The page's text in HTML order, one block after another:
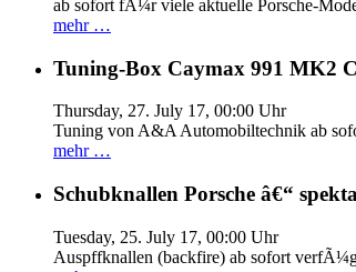
ab sofort fÃ¼r viele aktuelle Porsche-
mehr …
Tuning-Box Caymax 991 MK2
Thursday, 27. July 17, 00:00 Uhr
Tuning von A&A Automobiltechnik ab
mehr …
Schubknallen Porsche â€“
Tuesday, 25. July 17, 00:00 Uhr
Auspffknallen (backfire) ab sofort